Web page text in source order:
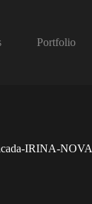
Portfolio
IRINA-NOVA